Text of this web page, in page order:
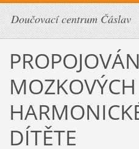
Doučovací centrum Čáslav
DÍTĚTE